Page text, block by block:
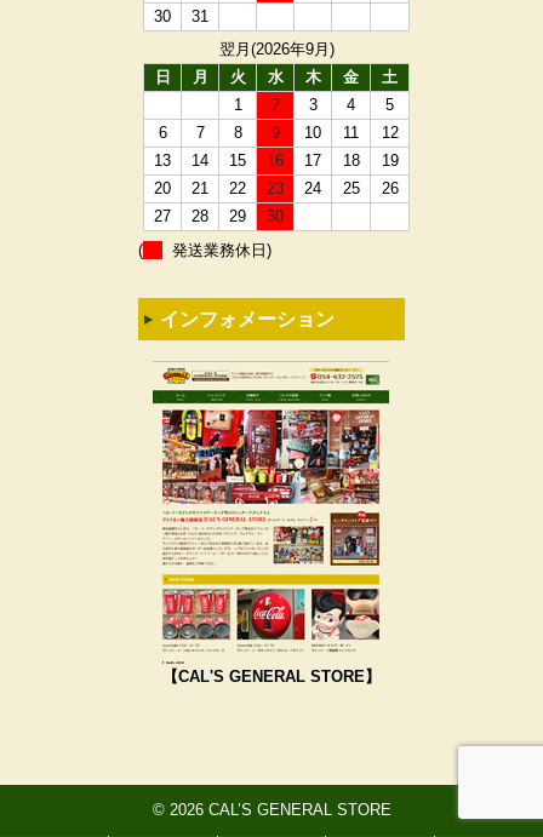
30
31
翌月(2026年9月)
日
月 火 水 木 金
土
1
2 3 4
5
6
7 8 9 10 11
12
13
14 15 16 17 18
19
20
21 22 23 24 25
26
27
28 29
30
(
発送業務休日)
インフォメーション
【CAL'S GENERAL STORE】
© 2026 CAL’S GENERAL STORE